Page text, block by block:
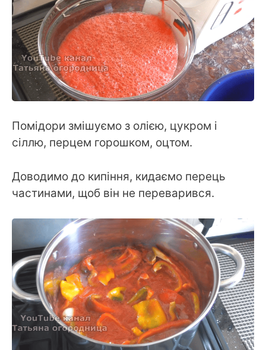
Помідори змішуємо з олією, цукром і
сіллю, перцем горошком, оцтом.
Доводимо до кипіння, кидаємо перець
частинами, щоб він не переварився.